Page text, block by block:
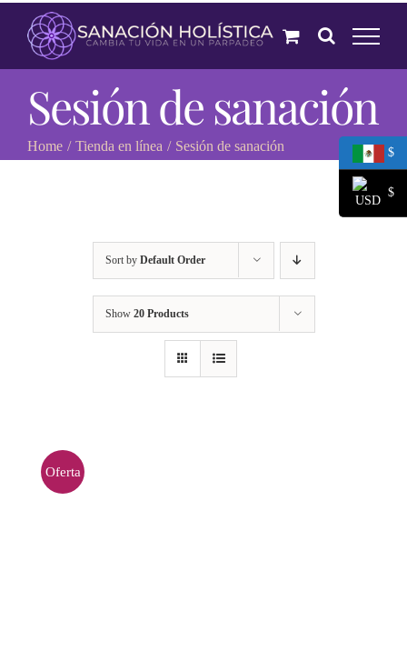
content
Sesión de sanación
Home Tienda en línea Sesión de sanación
Sort by Default Order
Show 20 Products
Oferta
$
$